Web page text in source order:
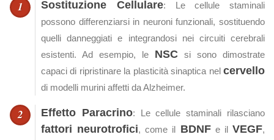
Sostituzione Cellulare: Le cellule staminali
possono differenziarsi in neuroni funzionali, sostituendo
quelli danneggiati e integrandosi nei circuiti cerebrali
esistenti. Ad esempio, le NSC si sono dimostrate
capaci di ripristinare la plasticità sinaptica nel cervello
di modelli murini affetti da Alzheimer.
Effetto Paracrino: Le cellule staminali rilasciano
fattori neurotrofici, come il BDNFe ilVEGF,